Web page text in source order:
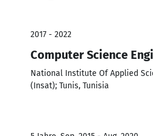
2017 - 2022
Computer Science
National Institute Of Applied
(Insat); Tunis, Tunisia